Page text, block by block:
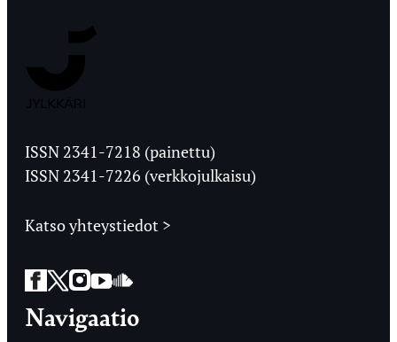
Ylioppilaslehti
ISSN 2341-7218 (painettu)
ISSN 2341-7226 (verkkojulkaisu)
Katso yhteystiedot >
Facebook
Twitter
Instagram
YouTube
SoundCloud
Navigaatio